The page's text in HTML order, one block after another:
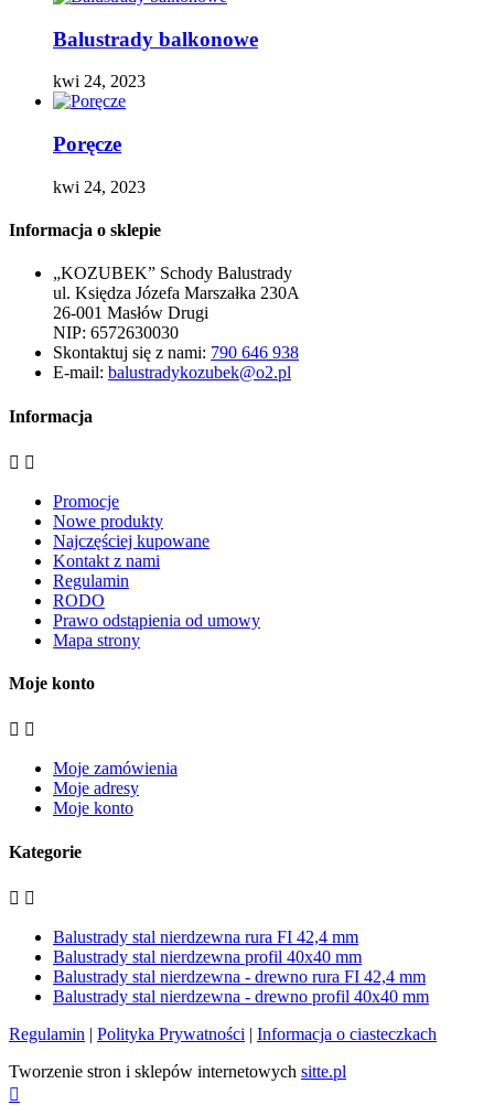
Balustrady balkonowe
kwi 24, 2023
Poręcze
kwi 24, 2023
Informacja o sklepie
„KOZUBEK” Schody Balustrady
ul. Księdza Józefa Marszałka 230A
26-001 Masłów Drugi
NIP: 6572630030
Skontaktuj się z nami: 790 646 938
E-mail: balustradykozubek@o2.pl
Informacja
 
Promocje
Nowe produkty
Najczęściej kupowane
Kontakt z nami
Regulamin
RODO
Prawo odstąpienia od umowy
Mapa strony
Moje konto
 
Moje zamówienia
Moje adresy
Moje konto
Kategorie
 
Balustrady stal nierdzewna rura FI 42,4 mm
Balustrady stal nierdzewna profil 40x40 mm
Balustrady stal nierdzewna - drewno rura FI 42,4 mm
Balustrady stal nierdzewna - drewno profil 40x40 mm
Regulamin | Polityka Prywatności | Informacja o ciasteczkach
Tworzenie stron i sklepów internetowych sitte.pl
